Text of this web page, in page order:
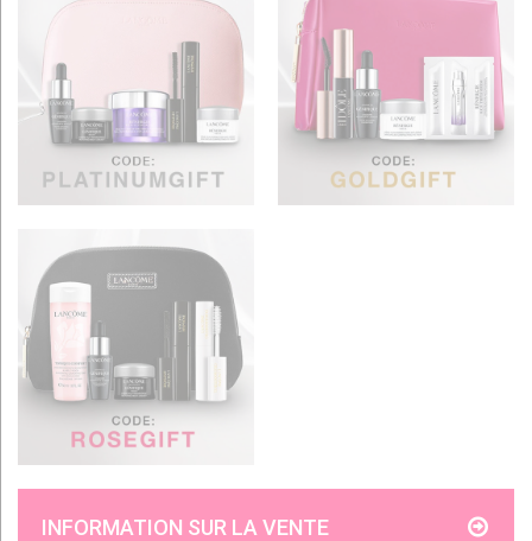
INFORMATION SUR LA VENTE